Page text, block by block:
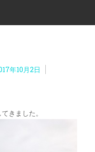
年10月2日
きました。